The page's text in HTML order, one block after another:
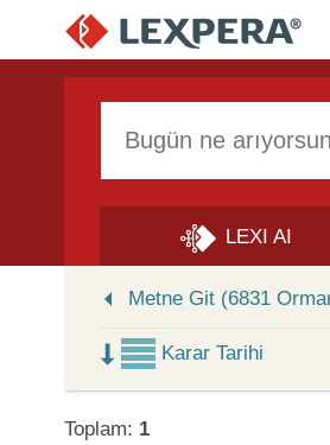
LEXI AI
Metne Git (6831
Karar Tarihi
Toplam: 1